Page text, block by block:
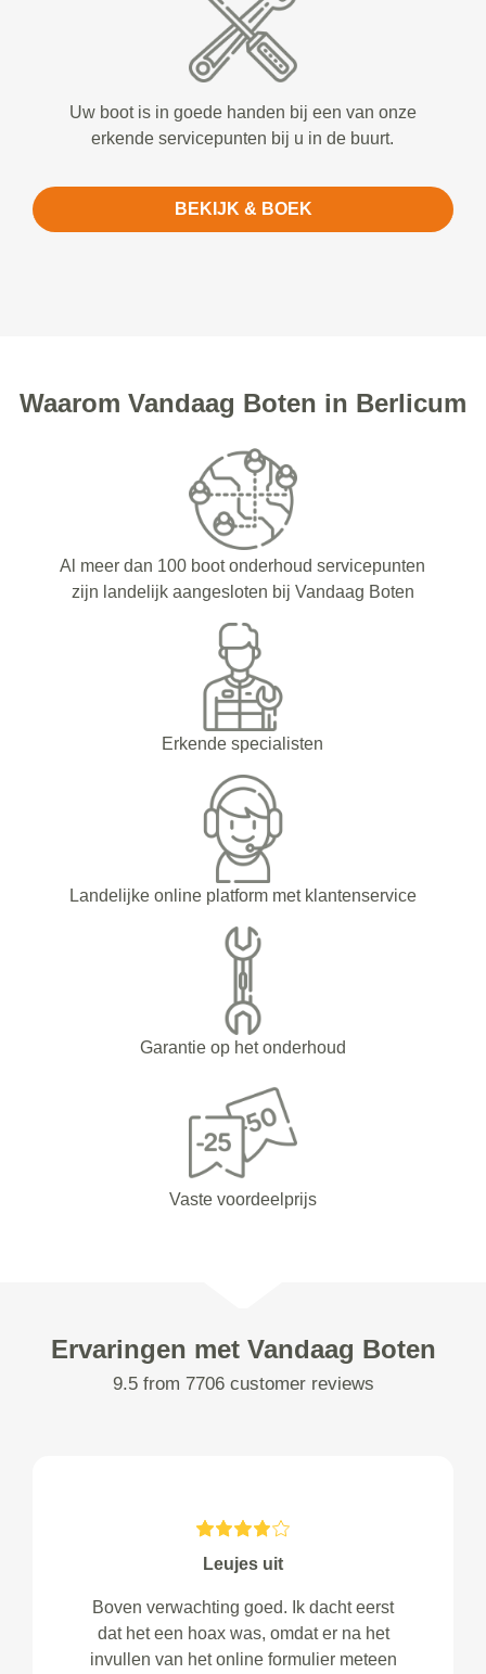
Uw boot is in goede handen bij een van onze
erkende servicepunten bij u in de buurt.
BEKIJK & BOEK
Waarom Vandaag Boten in Berlicum
Al meer dan 100 boot onderhoud servicepunten
zijn landelijk aangesloten bij Vandaag Boten
Erkende specialisten
Landelijke online platform met klantenservice
Garantie op het onderhoud
Vaste voordeelprijs
Ervaringen met Vandaag Boten
9.5 from 7706 customer reviews
Leujes uit
Boven verwachting goed. Ik dacht eerst
dat het een hoax was, omdat er na het
invullen van het online formulier meteen